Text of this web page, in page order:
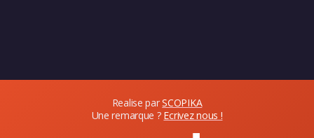
Realise parSCOPIKA
Une remarque ? Ecrivez nous !